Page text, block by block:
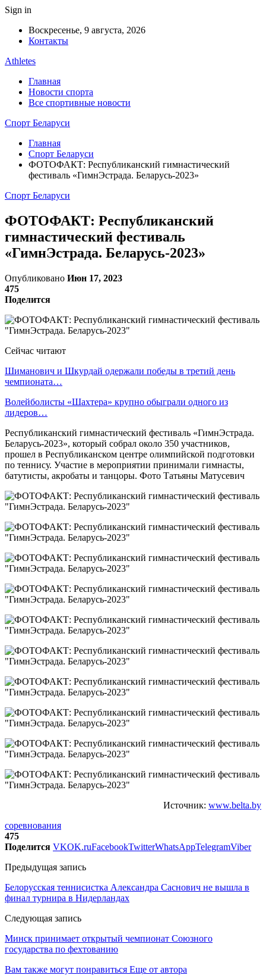
Sign in
Воскресенье, 9 августа, 2026
Контакты
Athletes
Главная
Новости спорта
Все спортивные новости
Спорт Беларуси
Главная
Спорт Беларуси
ФОТОФАКТ: Республиканский гимнастический
фестиваль «ГимнЭстрада. Беларусь-2023»
Спорт Беларуси
ФОТОФАКТ: Республиканский
гимнастический фестиваль
«ГимнЭстрада. Беларусь-2023»
Опубликовано Июн 17, 2023
475
Поделится
Сейчас читают
Шиманович и Шкурдай одержали победы в третий день
чемпионата…
Волейболисты «Шахтера» крупно обыграли одного из
лидеров…
Республиканский гимнастический фестиваль «ГимнЭстрада.
Беларусь-2023», который собрал около 350 участников,
прошел в Республиканском центре олимпийской подготовки
по теннису. Участие в мероприятии принимали гимнасты,
батутисты, акробаты и танцоры. Фото Татьяны Матусевич
Источник: www.belta.by
соревнования
475
Поделится VKOK.ruFacebookTwitterWhatsAppTelegramViber
Предыдущая запись
Белорусская теннисистка Александра Саснович не вышла в
финал турнира в Нидерландах
Следующая запись
Минск принимает открытый чемпионат Союзного
государства по фехтованию
Вам также могут понравиться Еще от автора